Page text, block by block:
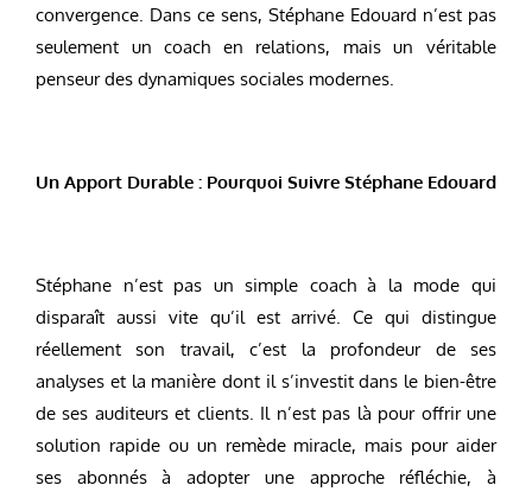
convergence. Dans ce sens, Stéphane Edouard n’est pas
seulement un coach en relations, mais un véritable
penseur des dynamiques sociales modernes.
Un Apport Durable : Pourquoi Suivre Stéphane Edouard
Stéphane n’est pas un simple coach à la mode qui
disparaît aussi vite qu’il est arrivé. Ce qui distingue
réellement son travail, c’est la profondeur de ses
analyses et la manière dont il s’investit dans le bien-être
de ses auditeurs et clients. Il n’est pas là pour offrir une
solution rapide ou un remède miracle, mais pour aider
ses abonnés à adopter une approche réfléchie, à